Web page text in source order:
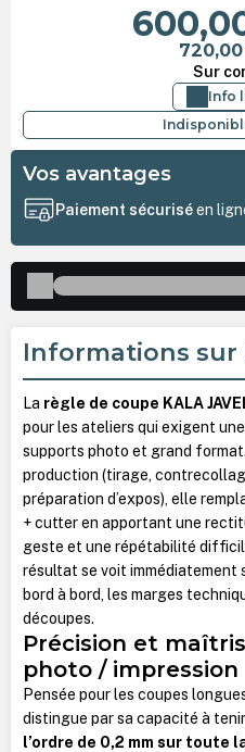
Sur
Info
Vos avantages
Paiement sécuriséen
Informations
La règle de coupe KALA
pour les ateliers qui exigent
supports photo et grand
production (tirage,
préparation d’expos), elle
+ cutter en apportant une
geste et une répétabilité
résultat se voit immédiatement
bord à bord, les marges
découpes.
Précision et
photo / impression
Pensée pour les coupes
distingue par sa capacité à
l’ordre de 0,2 mm sur toute